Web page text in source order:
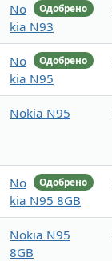
Одобрено
No
kia N93
Одобрено
No
kia N95
Nokia N95
Одобрено
No
kia N95 8GB
Nokia N95
8GB